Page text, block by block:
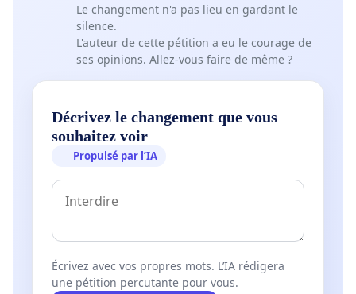
Le changement n'a pas lieu en gardant le
silence.
L'auteur de cette pétition a eu le courage de
ses opinions. Allez-vous faire de même ?
Décrivez le changement que vous
souhaitez voir
Propulsé par l’IA
Écrivez avec vos propres mots. L’IA rédigera
une pétition percutante pour vous.